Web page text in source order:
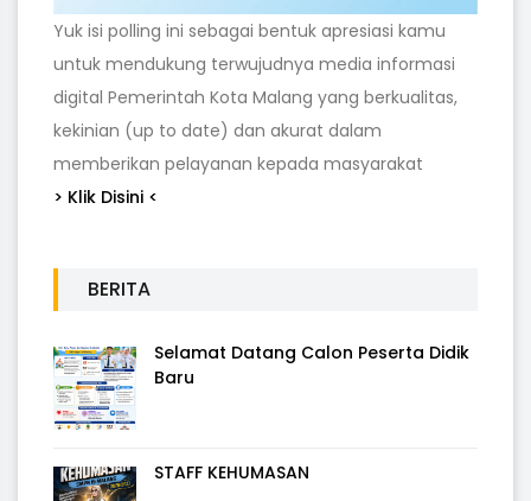
Yuk isi polling ini sebagai bentuk apresiasi kamu
untuk mendukung terwujudnya media informasi
digital Pemerintah Kota Malang yang berkualitas,
kekinian (up to date) dan akurat dalam
memberikan pelayanan kepada masyarakat
> Klik Disini <
BERITA
Selamat Datang Calon Peserta Didik
Baru
STAFF KEHUMASAN